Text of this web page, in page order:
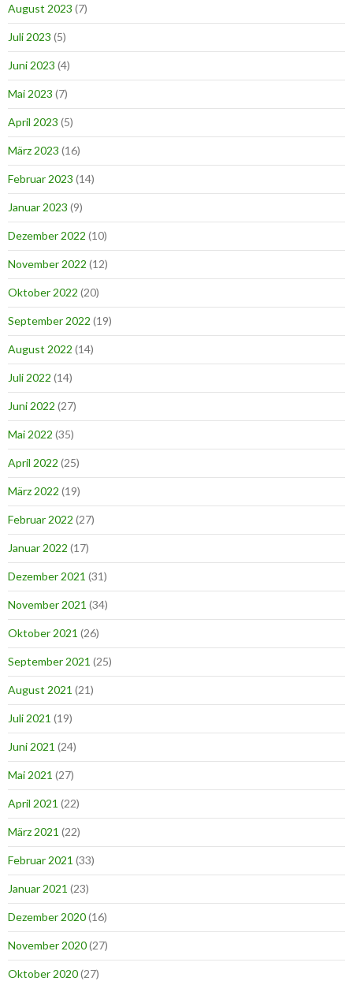
August 2023 (7)
Juli 2023 (5)
Juni 2023 (4)
Mai 2023 (7)
April 2023 (5)
März 2023 (16)
Februar 2023 (14)
Januar 2023 (9)
Dezember 2022 (10)
November 2022 (12)
Oktober 2022 (20)
September 2022 (19)
August 2022 (14)
Juli 2022 (14)
Juni 2022 (27)
Mai 2022 (35)
April 2022 (25)
März 2022 (19)
Februar 2022 (27)
Januar 2022 (17)
Dezember 2021 (31)
November 2021 (34)
Oktober 2021 (26)
September 2021 (25)
August 2021 (21)
Juli 2021 (19)
Juni 2021 (24)
Mai 2021 (27)
April 2021 (22)
März 2021 (22)
Februar 2021 (33)
Januar 2021 (23)
Dezember 2020(16)
November 2020(27)
Oktober 2020(27)